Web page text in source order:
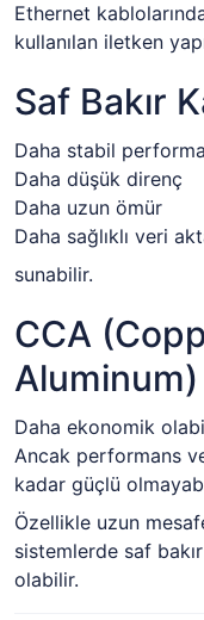
Ethernet
kullanılan iletken
Saf Bakır
Daha stabil
Daha düşük direnç
Daha uzun ömür
Daha sağlıklı veri
sunabilir.
CCA
Daha ekonomik
Ancak performans ve
kadar güçlü
Özellikle uzun
sistemlerde saf
olabilir.